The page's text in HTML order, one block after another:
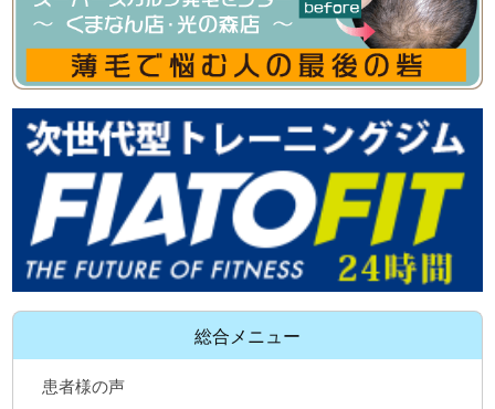
総合メニュー
患者様の声